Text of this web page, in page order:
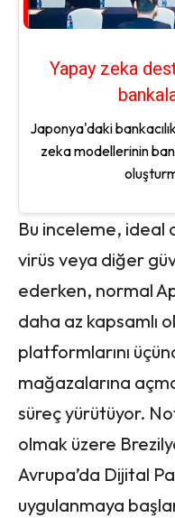
Yapay zeka
Japonya'daki
zeka modellerinin
Bu inceleme, ideal
virüs veya diğer
ederken, normal
daha az kapsamlı
platformlarını
mağazalarına
süreç yürütüyor.
olmak üzere
Avrupa’da Dijital
uygulanmaya